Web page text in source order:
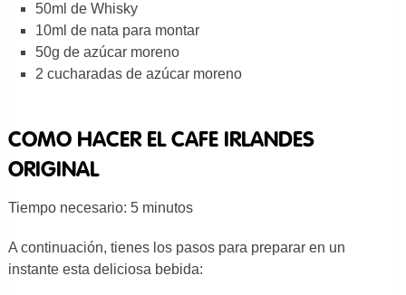
50ml de Whisky
10ml de nata para montar
50g de azúcar moreno
2 cucharadas de azúcar moreno
COMO HACER EL CAFE IRLANDES
ORIGINAL
Tiempo necesario: 5 minutos
A continuación, tienes los pasos para preparar en un
instante esta deliciosa bebida: